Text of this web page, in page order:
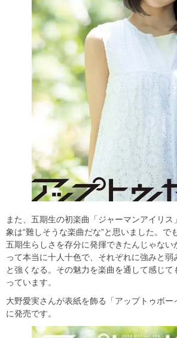
また、五期生の初楽曲「ジャーマンアイリス
象は“難しそうな楽曲だな”と思いました。で
五期生らしさを存分に発揮できたんじゃない
って本当に十人十色で、それぞれに強みと弱
と強くなる。その魅力を楽曲を通して感じ
っています。
大野愛実さんが表紙を飾る「アップトゥボー
に発売です。